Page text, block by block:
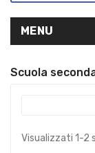
MENU
Scuola
Visualizzati 1-2